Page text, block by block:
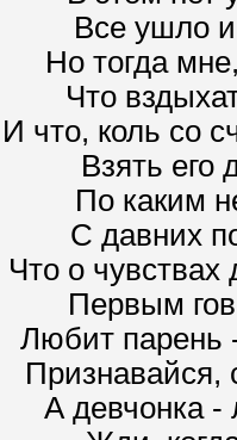
Все ушло
Но тогда
Что
И что, коль со
Взять его
По каким
С давних
Что о
Первым
Любит парень
Признавайся,
А девчонка